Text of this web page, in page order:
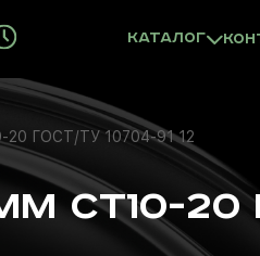
Каталог
20 ГОСТ/ТУ 10704-91 12
СТ10-20